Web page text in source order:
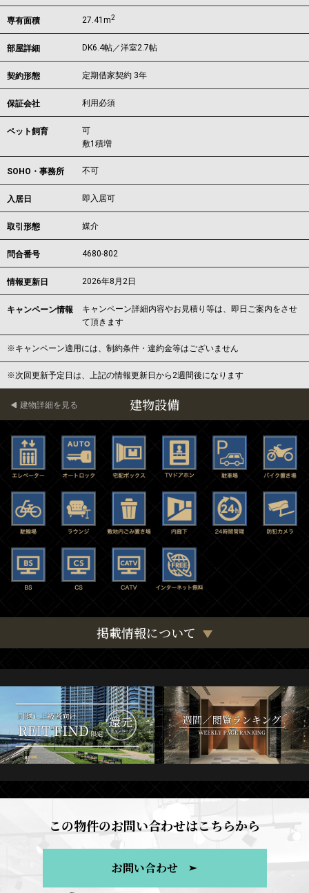
専有面積 27.41m2
部屋詳細 DK6.4帖／洋室2.7帖
契約形態 定期借家契約 3年
保証会社 利用必須
ペット飼育
可
敷1積増
SOHO・事務所 不可
入居日 即入居可
取引形態 媒介
問合番号 4680-802
情報更新日 2026年8月2日
キャンペーン情報
キャンペーン詳細内容やお見積り等は、即日ご案内をさせ
て頂きます
※キャンペーン適用には、制約条件・違約金等はございません
※次回更新予定日は、上記の情報更新日から2週間後になります
建物設備
建物詳細を見る
掲載情報について
この物件のお問い合わせはこちらから
お問い合わせ